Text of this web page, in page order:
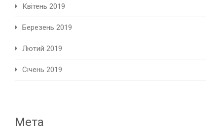
Квітень 2019
Березень 2019
Лютий 2019
Січень 2019
Мета